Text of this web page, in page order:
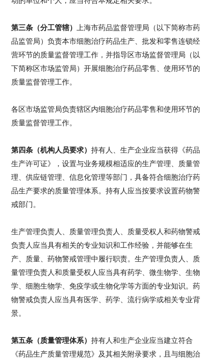
第三条（分工管辖）
上海市药品监督管理局（以下简称市药
品监管局）负责本市细胞治疗药品生产、批发和零售连锁经
营环节的质量监督管理工作，并指导区市场监督管理局（以
下简称区市场监管局）开展细胞治疗药品零售、使用环节的
质量监督管理工作。
各区市场监管局负责辖区内细胞治疗药品零售和使用环节的
质量监督管理工作。
第四条（机构人员要求） 持有人、生产企业应当获得《药品
生产许可证》，设置与业务规模相适应的生产管理、质量管
理、供应链管理、信息化管理等部门，具备符合细胞治疗药
品生产要求的质量管理体系。持有人应当按要求设置药物警
戒部门。
生产管理负责人、质量管理负责人、质量受权人和药物警戒
负责人应当具有相关的专业知识和工作经验，并能够在生
产、质量、药物警戒管理中履行职责。生产管理负责人、质
量管理负责人和质量受权人应当具有药学、微生物学、生物
学、细胞生物学、免疫学或生物化学等方面的专业知识。药
物警戒负责人应当具有医学、药学、流行病学或相关专业背
景。
第五条（质量管理体系） 持有人和生产企业应当建立符合
《药品生产质量管理规范》及其相关附录要求，且与细胞治